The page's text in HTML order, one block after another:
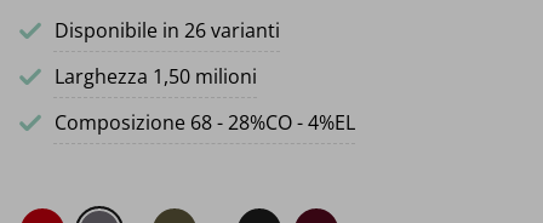
Disponibile in 26 varianti
Larghezza 1,50 milioni
Composizione 68 - 28%CO - 4%EL